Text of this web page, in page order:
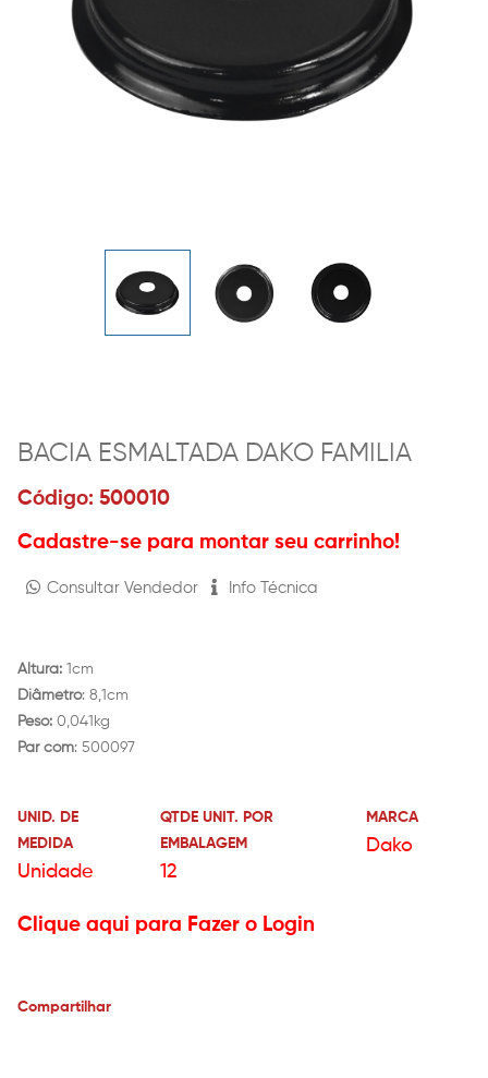
BACIA ESMALTADA DAKO FAMILIA
Código: 500010
Cadastre-se para montar seu carrinho!
Consultar Vendedor Info Técnica
Altura: 1cm
Diâmetro: 8,1cm
Peso: 0,041kg
Par com: 500097
UNID. DE
MEDIDA
Unidade
QTDE UNIT. POR
EMBALAGEM
12
MARCA
Dako
Clique aqui para Fazer o Login
Compartilhar